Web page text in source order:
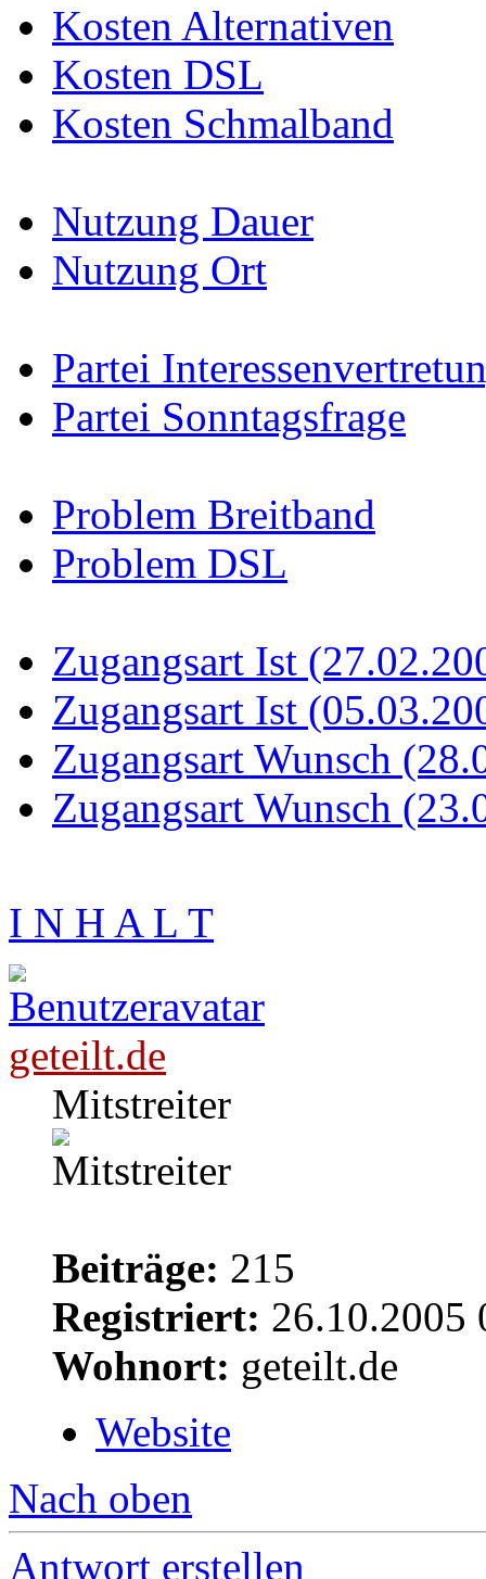
Kosten Alternativen
Kosten DSL
Kosten Schmalband
Nutzung Dauer
Nutzung Ort
Partei
Partei Sonntagsfrage
Problem Breitband
Problem DSL
Zugangsart Ist
Zugangsart Ist
Zugangsart Wunsch
Zugangsart Wunsch
I N H A L T
geteilt.de
Mitstreiter
Beiträge: 215
Registriert: 26.10.2005
Wohnort: geteilt.de
Website
Nach oben
Antwort erstellen